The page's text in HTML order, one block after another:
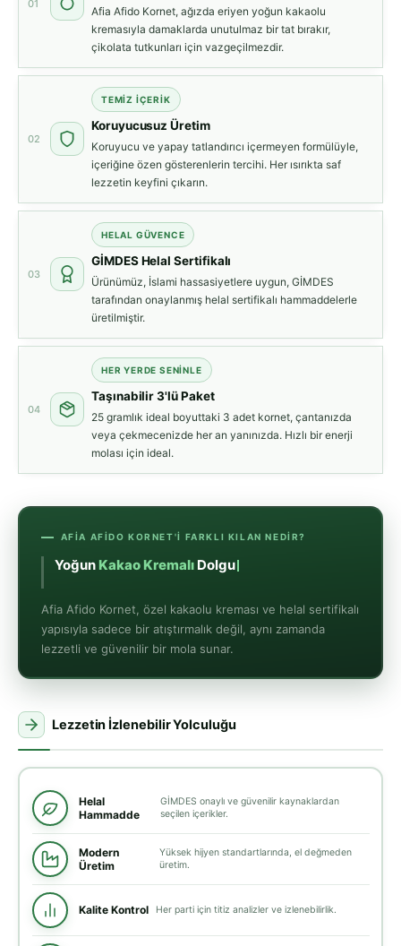
01
Afia Afido Kornet, ağızda eriyen yoğun kakaolu
kremasıyla damaklarda unutulmaz bir tat bırakır,
çikolata tutkunları için vazgeçilmezdir.
02
TEMIZ İÇERIK
Koruyucusuz Üretim
Koruyucu ve yapay tatlandırıcı içermeyen formülüyle,
içeriğine özen gösterenlerin tercihi. Her ısırıkta saf
lezzetin keyfini çıkarın.
03
HELAL GÜVENCE
GİMDES Helal Sertifikalı
Ürünümüz, İslami hassasiyetlere uygun, GİMDES
tarafından onaylanmış helal sertifikalı hammaddelerle
üretilmiştir.
04
HER YERDE SENINLE
Taşınabilir 3'lü Paket
25 gramlık ideal boyuttaki 3 adet kornet, çantanızda
veya çekmecenizde her an yanınızda. Hızlı bir enerji
molası için ideal.
AFIA AFIDO KORNET'I FARKLI KILAN NEDIR?
YoğunKakao KremalıDolgu
Afia Afido Kornet, özel kakaolu kreması ve helal sertifikalı
yapısıyla sadece bir atıştırmalık değil, aynı zamanda
lezzetli ve güvenilir bir mola sunar.
Lezzetin İzlenebilir Yolculuğu
Helal
Hammadde
GİMDES onaylı ve güvenilir kaynaklardan
seçilen içerikler.
Modern
Üretim
Yüksek hijyen standartlarında, el değmeden
üretim.
Kalite Kontrol Her parti için titiz analizler ve izlenebilirlik.